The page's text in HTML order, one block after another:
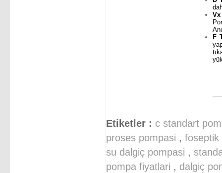
Vx
F
Etiketler : c standart
proses pompasi , foseptik
su dalgiç pompasi ,
pompa fiyatlari , dalgiç